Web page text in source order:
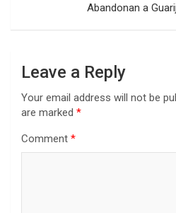
Abandonan a
Leave a Reply
Your email address will not be
are marked *
Comment *